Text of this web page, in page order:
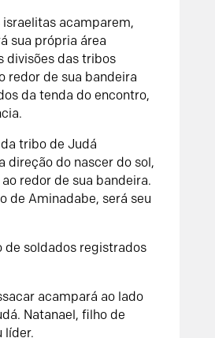
israelitas acamparem,
sua própria área
divisões das tribos
redor de sua bandeira
da tenda do encontro,
tribo de Judá
direção do nascer do sol,
redor de sua bandeira.
de Aminadabe, será seu
de soldados registrados
acampará ao lado
Natanael, filho de
líder.